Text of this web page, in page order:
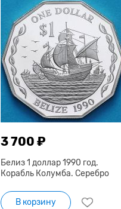
3 700 ₽
Белиз 1 доллар 1990 год.
Корабль Колумба. Серебро
В корзину